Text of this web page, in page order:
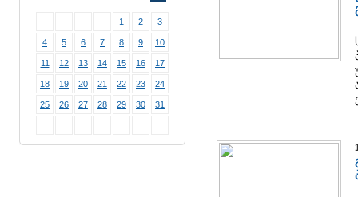
1 2 3
4 5 6 7 8 9 10
11 12 13 14 15 16 17
18 19 20 21 22 23 24
25 26 27 28 29 30 31